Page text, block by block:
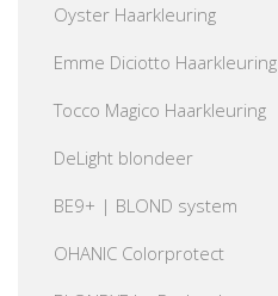
Oyster Haarkleuring
Emme Diciotto Haarkleuring
Tocco Magico Haarkleuring
DeLight blondeer
BE9+ | BLOND system
OHANIC Colorprotect